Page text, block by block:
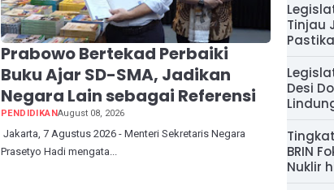
Prabowo Bertekad Perbaiki
Buku Ajar SD-SMA, Jadikan
Negara Lain sebagai Referensi
PENDIDIKANAugust 08, 2026
Jakarta, 7 Agustus 2026 - Menteri Sekretaris Negara
Prasetyo Hadi mengata...
Tinjau
Desi
BRIN
Nuklir